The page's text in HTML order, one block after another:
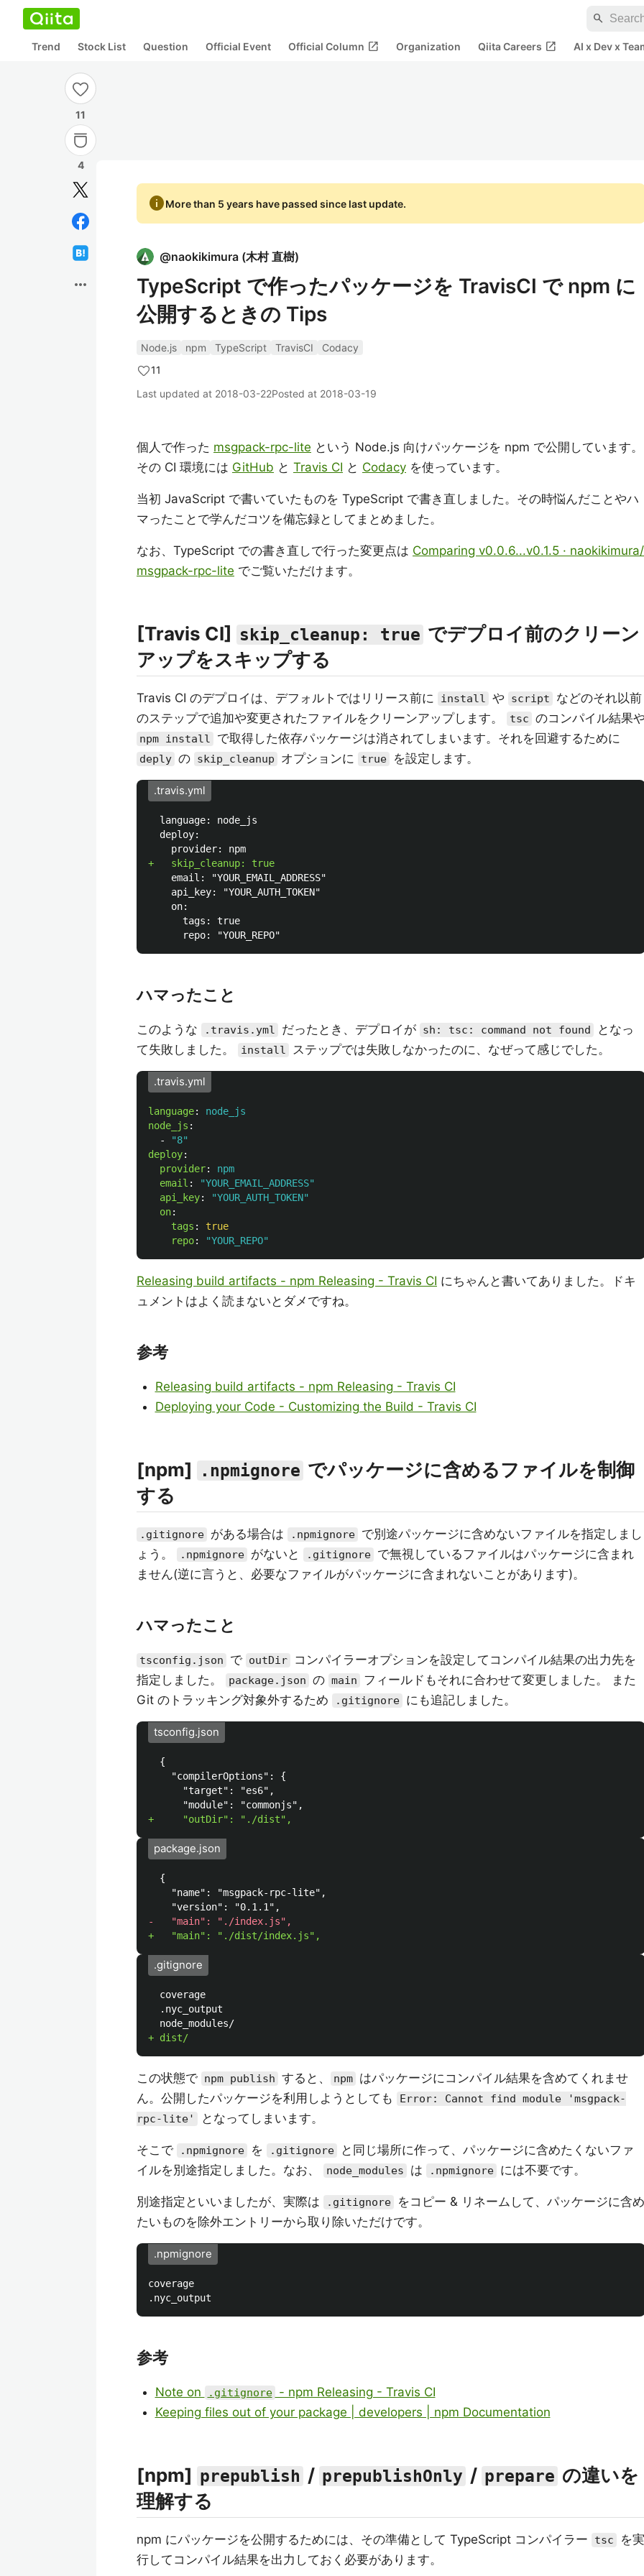
search
Trend Stock List Question Official Event Official Column open_in_new Organization Qiita Careers open_in_new AI x Dev x
11
4
more_horiz
infoMore than 5 years have passed since last update.
@naokikimura (木村 直樹)
TypeScript で作ったパッケージを TravisCI で npm に
公開するときの Tips
Node.js npm TypeScript TravisCI
Codacy
11
Last updated at 2018-03-22Posted at 2018-03-19
個人で作った msgpack-rpc-lite という Node.js 向けパッケージを npm で公開しています。
その CI 環境には GitHub と Travis CI と Codacy を使っています。
当初 JavaScript で書いていたものを TypeScript で書き直しました。その時悩んだことやハ
マったことで学んだコツを備忘録としてまとめました。
なお、TypeScript での書き直しで行った変更点は Comparing v0.0.6...v0.1.5 · naokikimura/
msgpack-rpc-lite でご覧いただけます。
[Travis CI] skip_cleanup: true でデプロイ前のクリーン
アップをスキップする
Travis CI のデプロイは、デフォルトではリリース前に install や script
などのそれ以前
のステップで追加や変更されたファイルをクリーンアップします。
tsc のコンパイル結果
npm install で取得した依存パッケージは消されてしまいます。それを回避するために
deply の skip_cleanup オプションに true を設定します。
.travis.yml
  language: node_js
  deploy:
    email: "YOUR_EMAIL_ADDRESS"
    api_key: "YOUR_AUTH_TOKEN"
    on:
      tags: true
ハマったこと
このような .travis.yml だったとき、デプロイが sh: tsc: command not found
となっ
て失敗しました。
install ステップでは失敗しなかったのに、なぜって感じでした。
.travis.yml
language:
node_js
node_js :
-
"8"
deploy:
provider:
npm
email : "YOUR_EMAIL_ADDRESS"
api_key: "YOUR_AUTH_TOKEN"
on:
tags :
true
repo: "YOUR_REPO"
Releasing build artifacts - npm Releasing - Travis CI にちゃんと書いてありました。ドキ
ュメントはよく読まないとダメですね。
参考
Releasing build artifacts - npm Releasing - Travis CI
Deploying your Code - Customizing the Build - Travis CI
[npm] .npmignore でパッケージに含めるファイルを制御
する
.gitignore がある場合は .npmignore で別途パッケージに含めないファイルを指定しまし
ょう。
.npmignore がないと .gitignore で無視しているファイルはパッケージに含まれ
ません(逆に言うと、必要なファイルがパッケージに含まれないことがあります)。
ハマったこと
tsconfig.json で outDir
コンパイラーオプションを設定してコンパイル結果の出力先を
指定しました。
package.json の main
フィールドもそれに合わせて変更しました。 また
Git のトラッキング対象外するため
.gitignore にも追記しました。
tsconfig.json
  {
    "compilerOptions": {
      "target": "es6",
package.json
  {
    "name": "msgpack-rpc-lite",
.gitignore
  coverage
  .nyc_output
この状態で npm publish すると、 npm はパッケージにコンパイル結果を含めてくれませ
ん。公開したパッケージを利用しようとしても
Error: Cannot find module 'msgpack-
rpc-lite'
となってしまいます。
そこで .npmignore を .gitignore
と同じ場所に作って、パッケージに含めたくないファ
イルを別途指定しました。なお、
node_modules は .npmignore には不要です。
別途指定といいましたが、実際は .gitignore
をコピー & リネームして、パッケージに含め
たいものを除外エントリーから取り除いただけです。
.npmignore
coverage
参考
Note on .gitignore - npm Releasing - Travis CI
Keeping files out of your package | developers | npm Documentation
[npm] prepublish / prepublishOnly / prepare の違いを
理解する
npm にパッケージを公開するためには、その準備として TypeScript コンパイラー tsc
を実
行してコンパイル結果を出力しておく必要があります。